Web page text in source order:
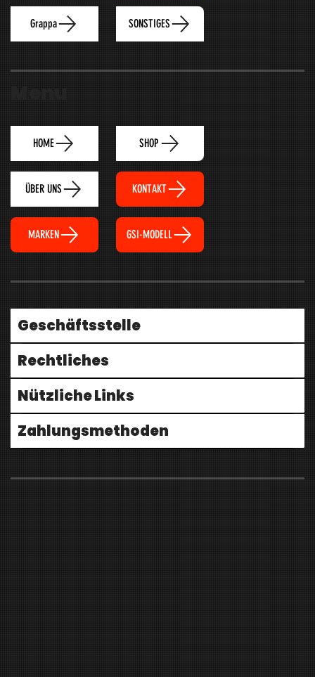
Grappa SONSTIGES
HOME SHOP
ÜBER UNS KONTAKT
MARKEN GSI-MODELL
Geschäftsstelle
Rechtliches
Nützliche Links
Zahlungsmethoden